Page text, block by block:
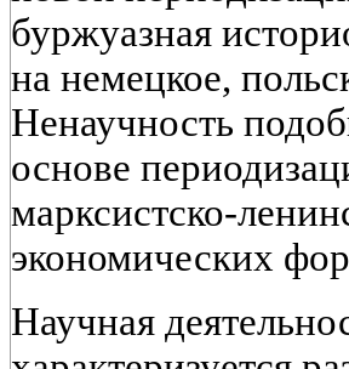
буржуазная
на немецкое,
Ненаучность
основе
марксистско-
экономических
Научная